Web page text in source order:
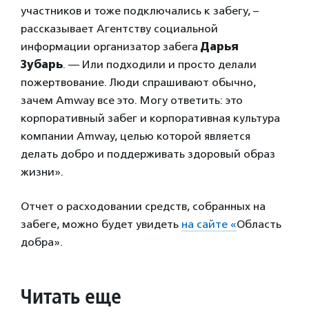
участников и тоже подключались к забегу, –
рассказывает Агентству социальной
информации организатор забега Дарья
Зубарь. — Или подходили и просто делали
пожертвование. Люди спрашивают обычно,
зачем Amway все это. Могу ответить: это
корпоративный забег и корпоративная культура
компании Amway, целью которой является
делать добро и поддерживать здоровый образ
жизни».
Отчет о расходовании средств, собранных на
забеге, можно будет увидеть на сайте «Область
добра».
Читать еще